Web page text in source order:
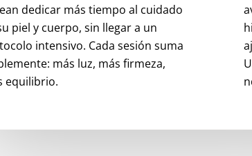
dedicar más tiempo al cuidado
piel y cuerpo, sin llegar a un
intensivo. Cada sesión suma
más luz, más firmeza,
equilibrio.